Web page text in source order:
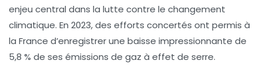
enjeu central dans la lutte contre le changement
climatique. En 2023, des efforts concertés ont permis à
la France d’enregistrer une baisse impressionnante de
5,8 % de ses émissions de gaz à effet de serre.